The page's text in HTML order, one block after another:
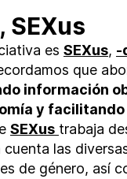
SEXus
es SEXus, -
que
información
y
SEXus trabaja
las
de género, así